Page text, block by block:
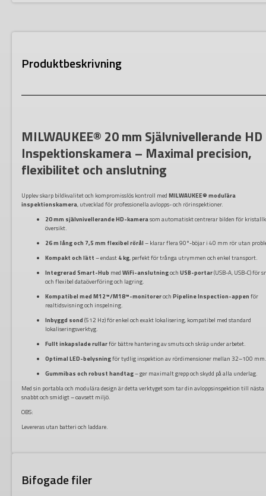
Produktbeskrivning
MILWAUKEE® 20 mm Självnivellerande HD
Inspektionskamera – Maximal precision,
flexibilitet och anslutning
Upplev skarp bildkvalitet och kompromisslös kontroll medMILWAUKEE® modulära
inspektionskamera, utvecklad för professionella avlopps- och rörinspektioner.
20 mm själv­nivellerande HD-kamerasom automatiskt centrerar bilden för
översikt.
26 m lång och 7,5 mm flexibel rörål – klarar flera 90°-böjar i 40 mm rör utan
Kompakt och lätt – endast 4 kg, perfekt för trånga utrymmen och enkel transport.
Integrerad Smart-Hub medWiFi-anslutningochUSB-portar(USB-A, USB-C) för
och flexibel dataöverföring och lagring.
Kompatibel med M12™/M18™-monitorerochPipeline Inspection-appen för
realtidsvisning och inspelning.
Inbyggd sond (512 Hz) för enkel och exakt lokalisering, kompatibel med standard
lokaliseringsverktyg.
Fullt inkapslade rullarför bättre hantering av smuts och skräp under arbetet.
Optimal LED-belysningför tydlig inspektion av rördimensioner mellan 32–100
Gummibas och robust handtag– ger maximalt grepp och skydd på alla underlag.
Med sin portabla och modulära design är detta verktyget som tar din avloppsinspektion till nästa
snabbt och smidigt – oavsett miljö.
OBS:
Levereras utan batteri och laddare.
Bifogade filer